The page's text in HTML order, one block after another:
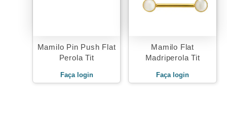
Mamilo Pin Push Flat
Perola Tit
Faça login
Mamilo Flat
Madriperola Tit
Faça login